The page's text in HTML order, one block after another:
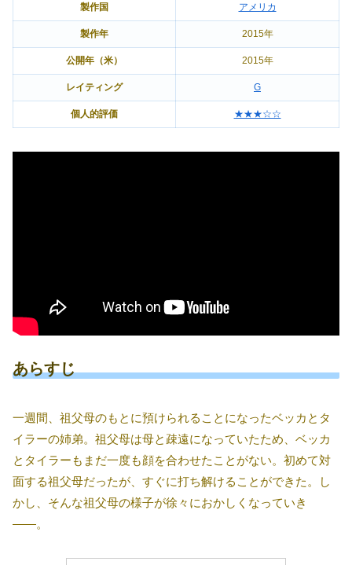
製作国 アメリカ
製作年 2015年
公開年（米） 2015年
レイティング G
個人的評価 ★★★☆☆
あらすじ
一週間、祖父母のもとに預けられることになったベッカとタ
イラーの姉弟。祖父母は母と疎遠になっていたため、ベッカ
とタイラーもまだ一度も顔を合わせたことがない。初めて対
面する祖父母だったが、すぐに打ち解けることができた。し
かし、そんな祖父母の様子が徐々におかしくなっていき
――。